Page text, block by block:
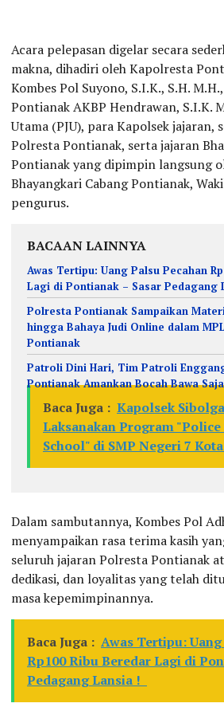
Acara pelepasan digelar secara
makna, dihadiri oleh Kapolresta
Kombes Pol Suyono, S.I.K., S.H.
Pontianak AKBP Hendrawan, S.I.K.
Utama (PJU), para Kapolsek jajaran,
Polresta Pontianak, serta jajaran
Pontianak yang dipimpin langsung
Bhayangkari Cabang Pontianak,
pengurus.
BACAAN LAINNYA
Awas Tertipu: Uang Palsu Pecahan
Lagi di Pontianak – Sasar Pedagang
Polresta Pontianak Sampaikan
hingga Bahaya Judi Online dalam
Pontianak
Patroli Dini Hari, Tim Patroli
Pontianak Amankan Bocah Bawa
Baca Juga : Kapolsek
Laksanakan Program "Police
School" di SMP Negeri 7
Dalam sambutannya, Kombes Pol
menyampaikan rasa terima kasih
seluruh jajaran Polresta Pontianak
dedikasi, dan loyalitas yang telah
masa kepemimpinannya.
Baca Juga : Awas Tertipu:
Rp100 Ribu Beredar Lagi di
Pedagang Lansia !